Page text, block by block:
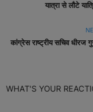
यात्रा से लौटे
कांग्रेस राष्ट्रीय सचिव धीरज
WHAT'S YOUR